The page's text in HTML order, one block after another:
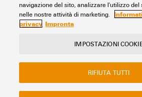
1 2 3
Contatto Il nostro eShop
Sito web aziendale
FAQ - Domande frequenti
navigazione del sito, analizzare l'utilizzo del
nelle nostre attività di marketing.
privacy Impronta
IMPOSTAZIONI
RIFIUTA TUTTI